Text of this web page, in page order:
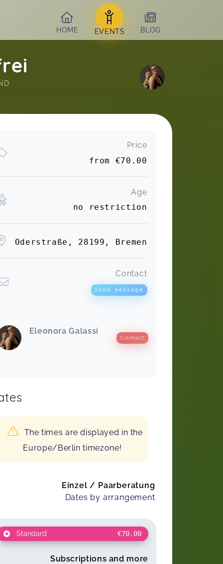
HOME EVENTS BLOG
Price
from €70.00
Age
no restriction
Oderstraße, 28199, Bremen
Contact
Send message
Eleonora Galassi
Contact
The times are displayed in the
Europe/Berlin timezone!
Einzel / Paarberatung
Dates by arrangement
Standard €70.00
Subscriptions and more